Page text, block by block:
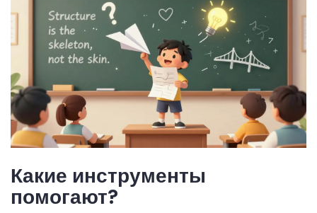
Какие инструменты
помогают?